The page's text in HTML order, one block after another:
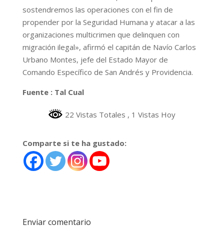
sostendremos las operaciones con el fin de
propender por la Seguridad Humana y atacar a las
organizaciones multicrimen que delinquen con
migración ilegal», afirmó el capitán de Navío Carlos
Urbano Montes, jefe del Estado Mayor de
Comando Específico de San Andrés y Providencia.
Fuente : Tal Cual
22 Vistas Totales , 1 Vistas Hoy
Comparte si te ha gustado:
Enviar comentario